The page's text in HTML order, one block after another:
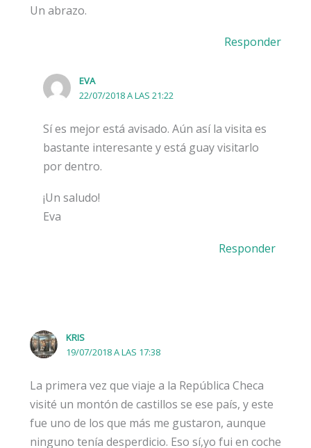
Un abrazo.
Responder
EVA
22/07/2018 A LAS 21:22
Sí es mejor está avisado. Aún así la visita es
bastante interesante y está guay visitarlo
por dentro.
¡Un saludo!
Eva
Responder
KRIS
19/07/2018 A LAS 17:38
La primera vez que viaje a la República Checa
visité un montón de castillos se ese país, y este
fue uno de los que más me gustaron, aunque
ninguno tenía desperdicio. Eso sí,yo fui en coche